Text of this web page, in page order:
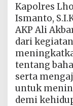
Kapolres
Ismanto,
AKP Ali
dari
tentang
serta
untuk
demi